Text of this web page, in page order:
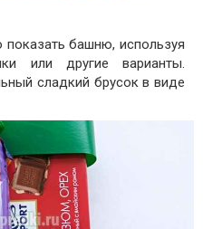
башню, используя
или другие варианты.
сладкий брусок в виде